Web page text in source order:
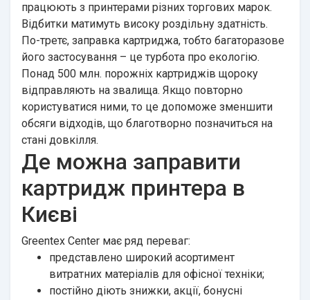
працюють з принтерами різних торгових марок.
Відбитки матимуть високу роздільну здатність.
По-третє, заправка картриджа, тобто багаторазове
його застосування – це турбота про екологію.
Понад 500 млн. порожніх картриджів щороку
відправляють на звалища. Якщо повторно
користуватися ними, то це допоможе зменшити
обсяги відходів, що благотворно позначиться на
стані довкілля.
Де можна заправити
картридж принтера в
Києві
Greentex Center має ряд переваг:
представлено широкий асортимент
витратних матеріалів для офісної техніки;
постійно діють знижки, акції, бонусні